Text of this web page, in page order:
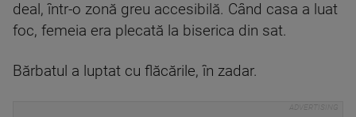
deal, într-o zonă greu accesibilă. Când casa a luat
foc, femeia era plecată la biserica din sat.
Bărbatul a luptat cu flăcările, în zadar.